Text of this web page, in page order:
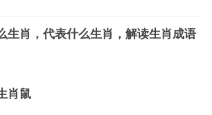
生肖，代表什么生肖，解读生肖成语
肖鼠